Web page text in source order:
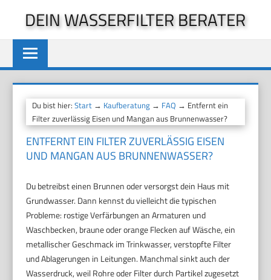
springen
DEIN WASSERFILTER BERATER
Du bist hier:Start → Kaufberatung → FAQ → Entfernt ein
Filter zuverlässig Eisen und Mangan aus Brunnenwasser?
ENTFERNT EIN FILTER ZUVERLÄSSIG EISEN
UND MANGAN AUS BRUNNENWASSER?
Du betreibst einen Brunnen oder versorgst dein Haus mit
Grundwasser. Dann kennst du vielleicht die typischen
Probleme: rostige Verfärbungen an Armaturen und
Waschbecken, braune oder orange Flecken auf Wäsche, ein
metallischer Geschmack im Trinkwasser, verstopfte Filter
und Ablagerungen in Leitungen. Manchmal sinkt auch der
Wasserdruck, weil Rohre oder Filter durch Partikel zugesetzt